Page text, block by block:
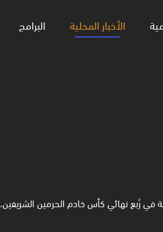
الأخبار المحلية البرامج
في رُبع نهائي كأس ‏خادم الحرمين الشريفين،